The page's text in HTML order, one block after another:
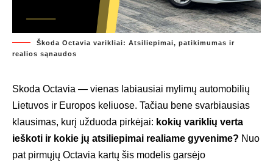
Škoda Octavia varikliai: Atsiliepimai, patikimumas ir
realios sąnaudos
Skoda Octavia — vienas labiausiai mylimų automobilių
Lietuvos ir Europos keliuose. Tačiau bene svarbiausias
klausimas, kurį užduoda pirkėjai: kokių variklių verta
ieškoti ir kokie jų atsiliepimai realiame gyvenime? Nuo
pat pirmųjų Octavia kartų šis modelis garsėjo